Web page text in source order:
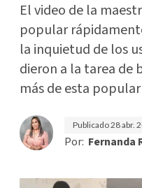
El video de la
popular
la inquietud de los
dieron a la tarea de
más de esta
Publicado28 abr.
Por: Fernanda